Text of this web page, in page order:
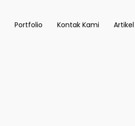
Portfolio Kontak Kami Artikel